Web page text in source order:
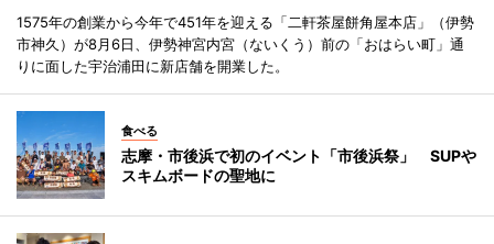
1575年の創業から今年で451年を迎える「二軒茶屋餅角屋本店」（伊勢
市神久）が8月6日、伊勢神宮内宮（ないくう）前の「おはらい町」通
りに面した宇治浦田に新店舗を開業した。
食べる
志摩・市後浜で初のイベント「市後浜祭」 SUPや
スキムボードの聖地に